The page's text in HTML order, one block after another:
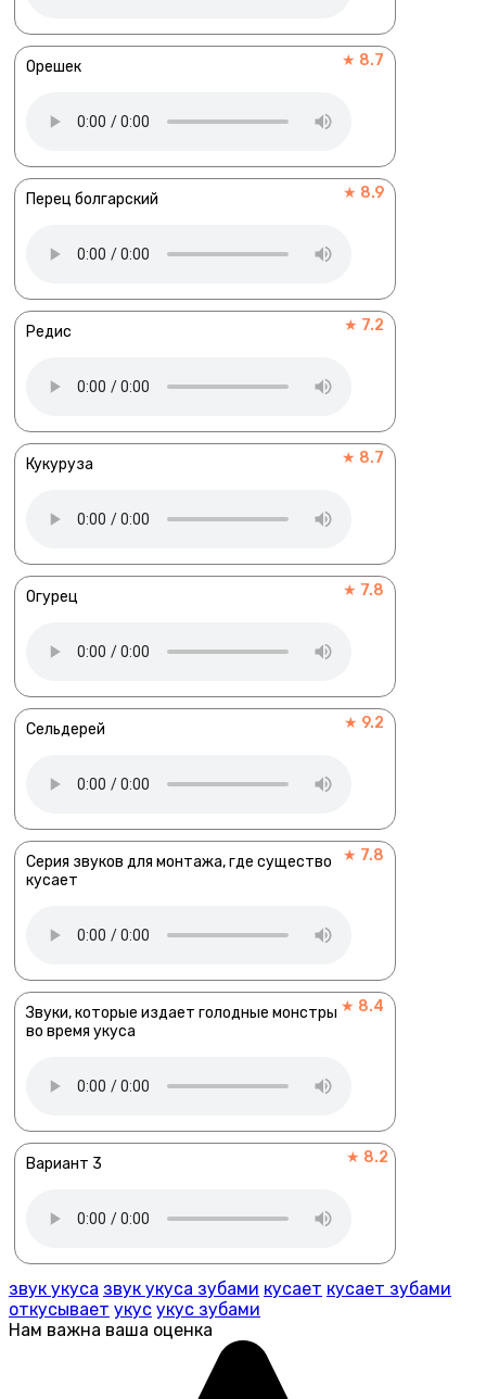
Орешек ★ 8.7
Перец болгарский ★ 8.9
Редис ★ 7.2
Кукуруза ★ 8.7
Огурец ★ 7.8
Сельдерей ★ 9.2
Серия звуков для монтажа, где существо
кусает
★ 7.8
Звуки, которые издает голодные монстры
во время укуса
★ 8.4
Вариант 3 ★ 8.2
звук укуса звук укуса зубами кусает кусает зубами
откусывает укус укус зубами
Нам важна ваша оценка